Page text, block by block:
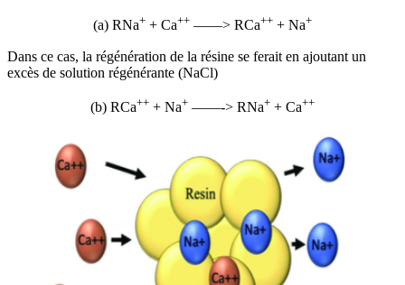
(a) RNa+ + Ca++ ——> RCa++ + Na+
Dans ce cas, la régénération de la résine se ferait en ajoutant un
excès de solution régénérante (NaCl)
(b) RCa++ + Na+ ——-> RNa+ + Ca++